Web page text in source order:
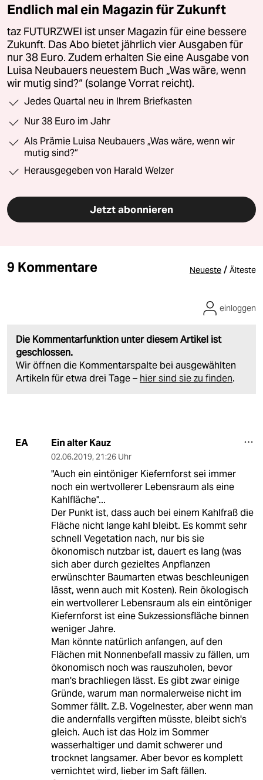
Endlich mal ein Magazin für Zukunft
taz FUTURZWEI ist unser Magazin für eine bessere
Zukunft. Das Abo bietet jährlich vier Ausgaben für
nur 38 Euro. Zudem erhalten Sie eine Ausgabe von
Luisa Neubauers neuestem Buch „Was wäre, wenn
wir mutig sind?“ (solange Vorrat reicht).
Jedes Quartal neu in Ihrem Briefkasten
Nur 38 Euro im Jahr
Als Prämie Luisa Neubauers „Was wäre, wenn wir
mutig sind?“
Herausgegeben von Harald Welzer
Jetzt abonnieren
9 Kommentare Neueste / Älteste
Die Kommentarfunktion unter diesem Artikel ist
geschlossen.
Wir öffnen die Kommentarspalte bei ausgewählten
Artikeln für etwa drei Tage – hier sind sie zu finden.
einloggen
EA Ein alter Kauz
02.06.2019, 21:26 Uhr
"Auch ein eintöniger Kiefernforst sei immer
noch ein wertvollerer Lebensraum als eine
Kahlfläche"...
Der Punkt ist, dass auch bei einem Kahlfraß die
Fläche nicht lange kahl bleibt. Es kommt sehr
schnell Vegetation nach, nur bis sie
ökonomisch nutzbar ist, dauert es lang (was
sich aber durch gezieltes Anpflanzen
erwünschter Baumarten etwas beschleunigen
lässt, wenn auch mit Kosten). Rein ökologisch
ein wertvollerer Lebensraum als ein eintöniger
Kiefernforst ist eine Sukzessionsfläche binnen
weniger Jahre.
Man könnte natürlich anfangen, auf den
Flächen mit Nonnenbefall massiv zu fällen, um
ökonomisch noch was rauszuholen, bevor
man's brachliegen lässt. Es gibt zwar einige
Gründe, warum man normalerweise nicht im
Sommer fällt. Z.B. Vogelnester, aber wenn man
die andernfalls vergiften müsste, bleibt sich's
gleich. Auch ist das Holz im Sommer
wasserhaltiger und damit schwerer und
trocknet langsamer. Aber bevor es komplett
vernichtet wird, lieber im Saft fällen.